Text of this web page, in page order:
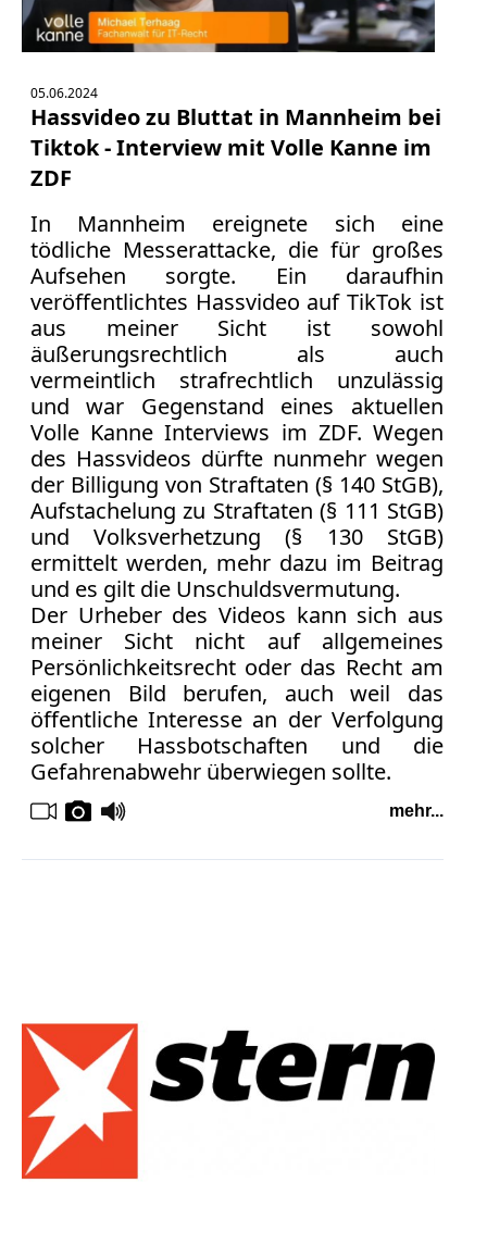
05.06.2024
Hassvideo zu Bluttat in Mannheim bei
Tiktok - Interview mit Volle Kanne im
ZDF
In Mannheim ereignete sich eine
tödliche Messerattacke, die für großes
Aufsehen sorgte. Ein daraufhin
veröffentlichtes Hassvideo auf TikTok ist
aus meiner Sicht ist sowohl
äußerungsrechtlich als auch
vermeintlich strafrechtlich unzulässig
und war Gegenstand eines aktuellen
Volle Kanne Interviews im ZDF. Wegen
des Hassvideos dürfte nunmehr wegen
der Billigung von Straftaten (§ 140 StGB),
Aufstachelung zu Straftaten (§ 111 StGB)
und Volksverhetzung (§ 130 StGB)
ermittelt werden, mehr dazu im Beitrag
und es gilt die Unschuldsvermutung.
Der Urheber des Videos kann sich aus
meiner Sicht nicht auf allgemeines
Persönlichkeitsrecht oder das Recht am
eigenen Bild berufen, auch weil das
öffentliche Interesse an der Verfolgung
solcher Hassbotschaften und die
Gefahrenabwehr überwiegen sollte.
mehr...